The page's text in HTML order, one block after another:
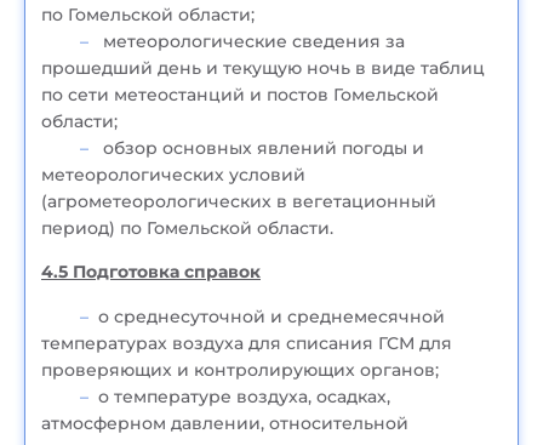
по Гомельской области;
метеорологические сведения за
прошедший день и текущую ночь в виде таблиц
по сети метеостанций и постов Гомельской
области;
обзор основных явлений погоды и
метеорологических условий
(агрометеорологических в вегетационный
период) по Гомельской области.
4.5 Подготовка справок
о среднесуточной и среднемесячной
температурах воздуха для списания ГСМ для
проверяющих и контролирующих органов;
о температуре воздуха, осадках,
атмосферном давлении, относительной